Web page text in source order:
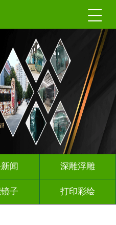
闻 深雕浮雕
子 打印彩绘